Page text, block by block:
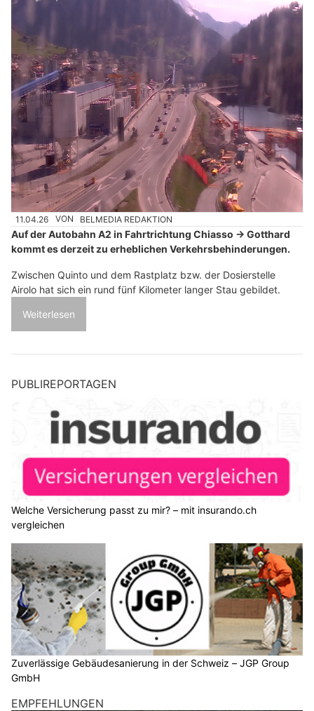
11.04.26 VON BELMEDIA REDAKTION
Auf der Autobahn A2 in Fahrtrichtung Chiasso → Gotthard
kommt es derzeit zu erheblichen Verkehrsbehinderungen.
Zwischen Quinto und dem Rastplatz bzw. der Dosierstelle
Airolo hat sich ein rund fünf Kilometer langer Stau gebildet.
Weiterlesen
PUBLIREPORTAGEN
Welche Versicherung passt zu mir? – mit insurando.ch
vergleichen
Zuverlässige Gebäudesanierung in der Schweiz – JGP Group
GmbH
EMPFEHLUNGEN